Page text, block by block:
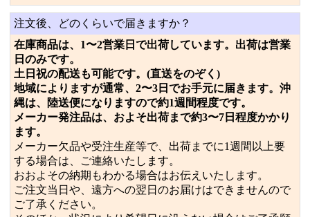
注文後、どのくらいで届きますか？
在庫商品は、1〜2営業日で出荷しています。出荷は営業
日のみです。
土日祝の配送も可能です。(直送をのぞく)
地域によりますが通常、2〜3日でお手元に届きます。沖
縄は、陸送便になりますので約1週間程度です。
メーカー発注品は、およそ出荷まで約3〜7日程度かかり
ます。
メーカー欠品や受注生産等で、出荷までに1週間以上要
する場合は、ご連絡いたします。
おおよその納期もわかる場合はお伝えいたします。
ご注文当日や、遠方への翌日のお届けはできませんので
ご了承ください。